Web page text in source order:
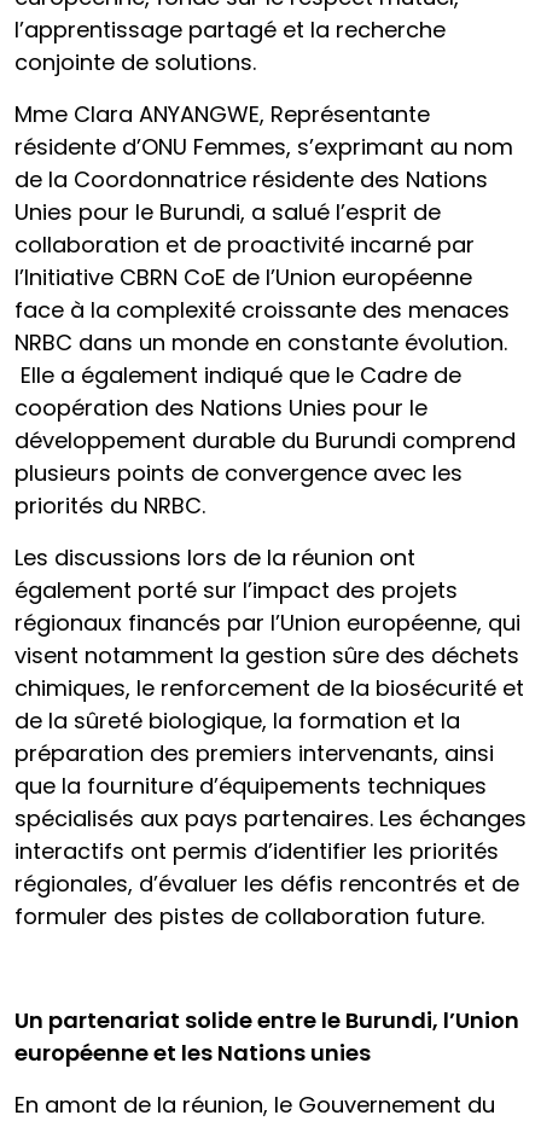
l’apprentissage partagé et la recherche
conjointe de solutions.
Mme Clara ANYANGWE, Représentante
résidente d’ONU Femmes, s’exprimant au nom
de la Coordonnatrice résidente des Nations
Unies pour le Burundi, a salué l’esprit de
collaboration et de proactivité incarné par
l’Initiative CBRN CoE de l’Union européenne
face à la complexité croissante des menaces
NRBC dans un monde en constante évolution.
Elle a également indiqué que le Cadre de
coopération des Nations Unies pour le
développement durable du Burundi comprend
plusieurs points de convergence avec les
priorités du NRBC.
Les discussions lors de la réunion ont
également porté sur l’impact des projets
régionaux financés par l’Union européenne, qui
visent notamment la gestion sûre des déchets
chimiques, le renforcement de la biosécurité et
de la sûreté biologique, la formation et la
préparation des premiers intervenants, ainsi
que la fourniture d’équipements techniques
spécialisés aux pays partenaires. Les échanges
interactifs ont permis d’identifier les priorités
régionales, d’évaluer les défis rencontrés et de
formuler des pistes de collaboration future.
Un partenariat solide entre le Burundi, l’Union
européenne et les Nations unies
En amont de la réunion, le Gouvernement du